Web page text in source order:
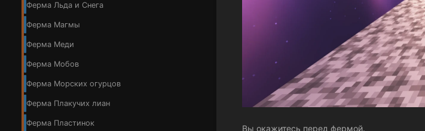
Ферма Льда и Снега
Ферма Магмы
Ферма Меди
Ферма Мобов
Ферма Морских огурцов
Ферма Плакучих лиан
Ферма Пластинок
Вы окажитесь перед фермой.